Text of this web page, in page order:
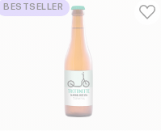
BESTSELLER